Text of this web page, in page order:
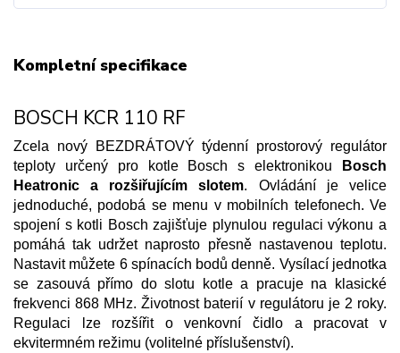
Kompletní specifikace
BOSCH KCR 110 RF
Zcela nový BEZDRÁTOVÝ týdenní prostorový regulátor
teploty určený pro kotle Bosch s elektronikou
Bosch
Heatronic a rozšiřujícím slotem. Ovládání je velice
jednoduché, podobá se menu v mobilních telefonech. Ve
spojení s kotli Bosch zajišťuje plynulou regulaci výkonu a
pomáhá tak udržet naprosto přesně nastavenou teplotu.
Nastavit můžete 6 spínacích bodů denně. Vysílací jednotka
se zasouvá přímo do slotu kotle a pracuje na klasické
frekvenci 868 MHz. Životnost baterií v regulátoru je 2 roky.
Regulaci lze rozšířit o venkovní čidlo a pracovat v
ekvitermném režimu (volitelné příslušenství).